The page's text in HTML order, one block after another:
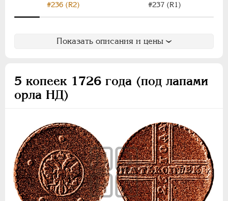
#236 (R2) #237 (R1)
Показать описания и цены
5 копеек 1726 года (под лапами
орла НД)